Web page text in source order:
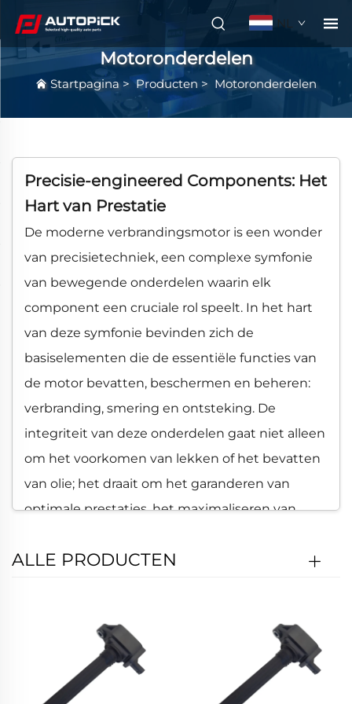
NL
Motoronderdelen
Startpagina>Producten > Motoronderdelen
Precisie-engineered Components: Het
Hart van Prestatie
De moderne verbrandingsmotor is een wonder
van precisietechniek, een complexe symfonie
van bewegende onderdelen waarin elk
component een cruciale rol speelt. In het hart
van deze symfonie bevinden zich de
basiselementen die de essentiële functies van
de motor bevatten, beschermen en beheren:
verbranding, smering en ontsteking. De
integriteit van deze onderdelen gaat niet alleen
om het voorkomen van lekken of het bevatten
van olie; het draait om het garanderen van
optimale prestaties, het maximaliseren van
Ons bedrijf specialiseert zich in de productie
met state-of-the-art productieprocessen om
onderdelen te fabriceren die voldoen aan of
zelfs de strenge OE-normen (Original
ALLE PRODUCTEN